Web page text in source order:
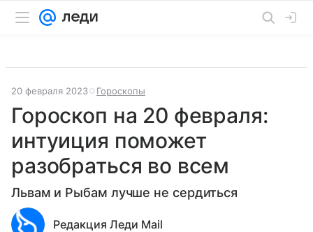
20 февраля 2023 Гороскопы
Гороскоп на 20 февраля:
интуиция поможет
разобраться во всем
Львам и Рыбам лучше не сердиться
Редакция Леди Mail